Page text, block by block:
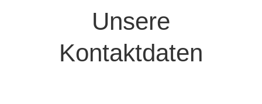
Unsere
Kontaktdaten